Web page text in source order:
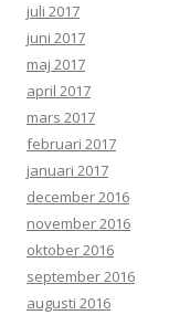
juli 2017
juni 2017
maj 2017
april 2017
mars 2017
februari 2017
januari 2017
december 2016
november 2016
oktober 2016
september 2016
augusti 2016